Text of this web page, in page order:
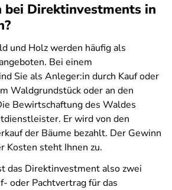
bei Direktinvestments in
und Holz werden häufig als
Bei einem
Sie als Anleger:in durch Kauf oder
Waldgrundstück oder an den
Bewirtschaftung des Waldes
Er wird von den
der Bäume bezahlt. Der Gewinn
Kosten steht Ihnen zu.
das Direktinvestment also zwei
oder Pachtvertrag für das